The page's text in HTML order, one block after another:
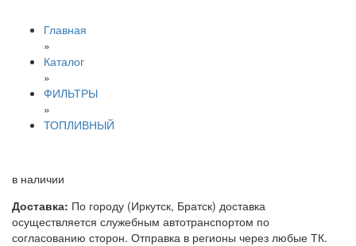
Главная
»
Каталог
»
ФИЛЬТРЫ
»
ТОПЛИВНЫЙ
в наличии
Доставка: По городу (Иркутск, Братск) доставка
осуществляется служебным автотранспортом по
согласованию сторон. Отправка в регионы через любые ТК.